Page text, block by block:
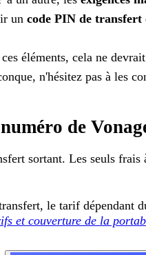
un code PIN de transfert
éléments, cela ne
n'hésitez pas à les
de
sortant. Les seuls
le tarif dépendant
et couverture de la